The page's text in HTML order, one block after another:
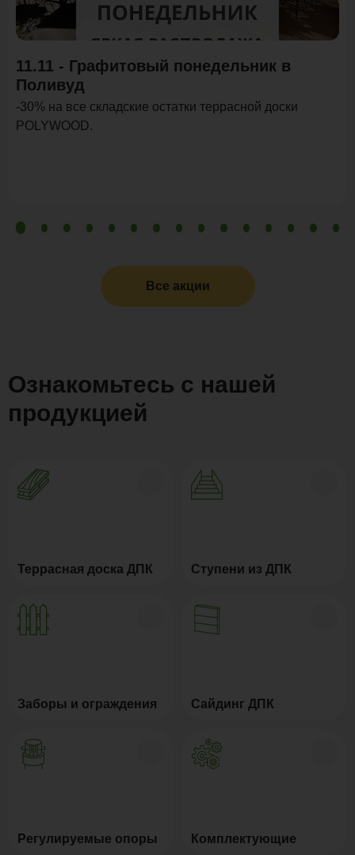
11.11 - Графитовый понедельник в
Поливуд
-30% на все складские остатки террасной доски
POLYWOOD.
Все акции
Ознакомьтесь с нашей
продукцией
Террасная доска ДПК Ступени из ДПК
Заборы и ограждения Сайдинг ДПК
Регулируемые опоры Комплектующие